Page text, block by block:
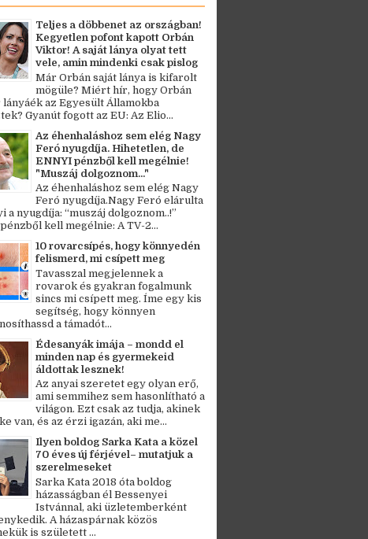
Teljes a döbbenet az országban!
Kegyetlen pofont kapott Orbán
Viktor! A saját lánya olyat tett
vele, amin mindenki csak pislog
Már Orbán saját lánya is kifarolt
mögüle? Miért hír, hogy Orbán
az Egyesült Államokba
Gyanút fogott az EU: Az Elio...
Az éhenhaláshoz sem elég Nagy
Feró nyugdíja. Hihetetlen, de
ENNYI pénzből kell megélnie!
"Muszáj dolgoznom..."
Az éhenhaláshoz sem elég Nagy
Feró nyugdíja.Nagy Feró elárulta
a nyugdíja: “muszáj dolgoznom..!”
kell megélnie: A TV-2...
10 rovarcsípés, hogy könnyedén
felismerd, mi csípett meg
Tavasszal megjelennek a
rovarok és gyakran fogalmunk
sincs mi csípett meg. Íme egy kis
segítség, hogy könnyen
a támadót...
Édesanyák imája – mondd el
minden nap és gyermekeid
áldottak lesznek!
Az anyai szeretet egy olyan erő,
ami semmihez sem hasonlítható a
világon. Ezt csak az tudja, akinek
van, és az érzi igazán, aki me...
Ilyen boldog Sarka Kata a közel
70 éves új férjével– mutatjuk a
szerelmeseket
Sarka Kata 2018 óta boldog
házasságban él Bessenyei
Istvánnal, aki üzletemberként
A házaspárnak közös
is született ...